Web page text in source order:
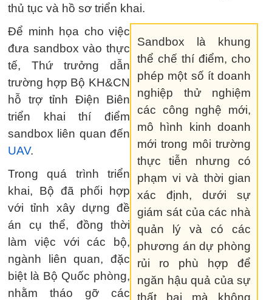
thủ tục và hồ sơ triển khai.
Sandbox là khung
thể chế thí điểm, cho
phép một số ít doanh
nghiệp thử nghiệm
các công nghệ mới,
mô hình kinh doanh
mới trong môi trường
thực tiễn nhưng có
phạm vi và thời gian
xác định, dưới sự
giám sát của các nhà
quản lý và có các
phương án dự phòng
rủi ro phù hợp để
ngăn hậu quả của sự
thất bại mà không
Để minh họa cho việc
đưa sandbox vào thực
tế, Thứ trưởng dẫn
trường hợp Bộ KH&CN
hỗ trợ tỉnh Điện Biên
triển khai thí điểm
sandbox liên quan đến
UAV.
Trong quá trình triển
khai, Bộ đã phối hợp
với tỉnh xây dựng đề
án cụ thể, đồng thời
làm việc với các bộ,
ngành liên quan, đặc
biệt là Bộ Quốc phòng,
nhằm tháo gỡ các